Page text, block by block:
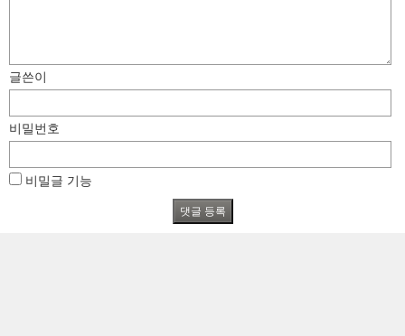
글쓴이
비밀번호
비밀글 기능